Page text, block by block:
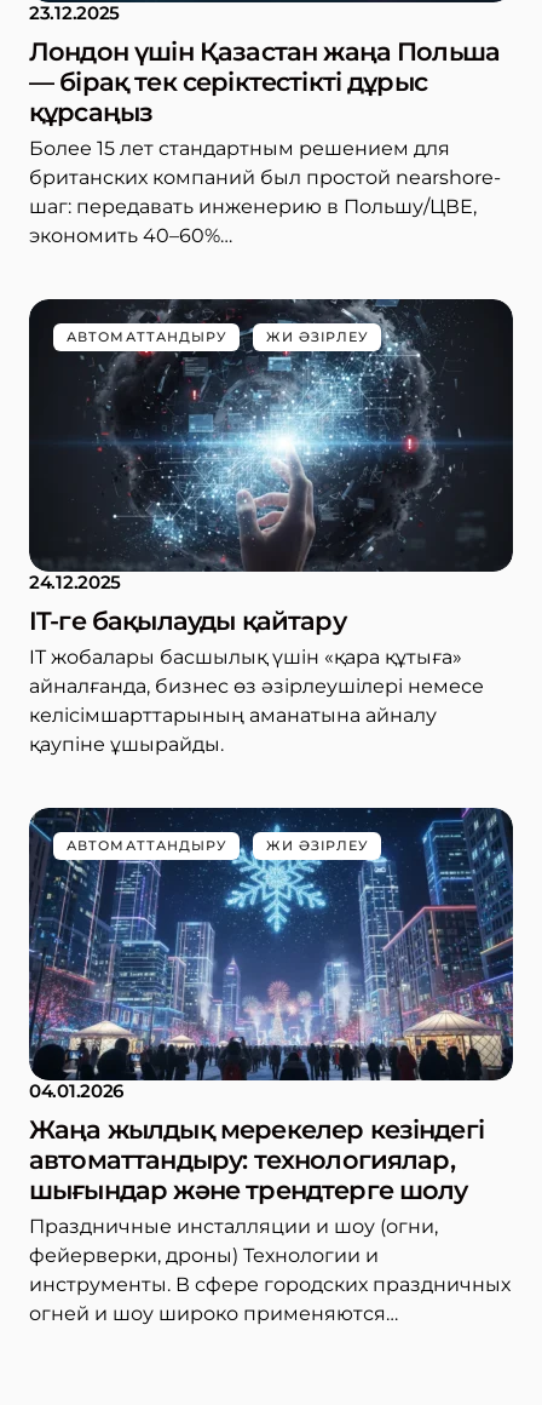
23.12.2025
Лондон үшін Қазастан жаңа Польша
— бірақ тек серіктестікті дұрыс
құрсаңыз
Более 15 лет стандартным решением для
британских компаний был простой nearshore-
шаг: передавать инженерию в Польшу/ЦВЕ,
экономить 40–60%…
АВТОМАТТАНДЫРУ ЖИ ӘЗІРЛЕУ
24.12.2025
IT-ге бақылауды қайтару
IT жобалары басшылық үшін «қара құтыға»
айналғанда, бизнес өз әзірлеушілері немесе
келісімшарттарының аманатына айналу
қаупіне ұшырайды.
АВТОМАТТАНДЫРУ ЖИ ӘЗІРЛЕУ
04.01.2026
Жаңа жылдық мерекелер кезіндегі
автоматтандыру: технологиялар,
шығындар және трендтерге шолу
Праздничные инсталляции и шоу (огни,
фейерверки, дроны) Технологии и
инструменты. В сфере городских праздничных
огней и шоу широко применяются…